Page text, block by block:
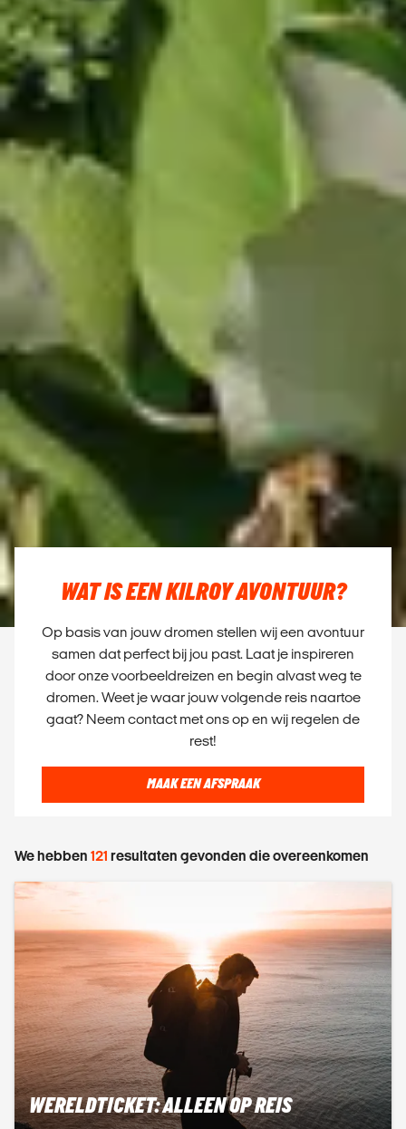
WAT IS EEN KILROY AVONTUUR?
Op basis van jouw dromen stellen wij een avontuur
samen dat perfect bij jou past. Laat je inspireren
door onze voorbeeldreizen en begin alvast weg te
dromen. Weet je waar jouw volgende reis naartoe
gaat? Neem contact met ons op en wij regelen de
rest!
MAAK EEN AFSPRAAK
We hebben 121 resultaten gevonden die overeenkomen
WERELDTICKET: ALLEEN OP REIS